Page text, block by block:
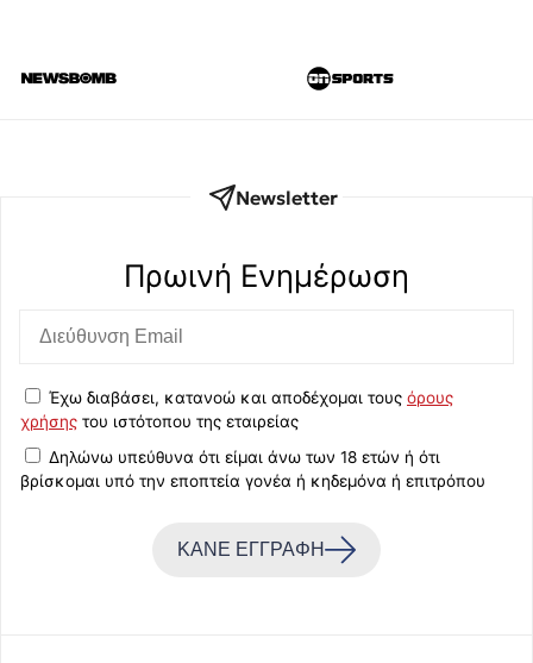
Newsletter
Πρωινή Eνημέρωση
Έχω διαβάσει, κατανοώ και αποδέχομαι τους όρους
χρήσης του ιστότοπου της εταιρείας
Δηλώνω υπεύθυνα ότι είμαι άνω των 18 ετών ή ότι
βρίσκομαι υπό την εποπτεία γονέα ή κηδεμόνα ή επιτρόπου
ΚΑΝΕ ΕΓΓΡΑΦΗ